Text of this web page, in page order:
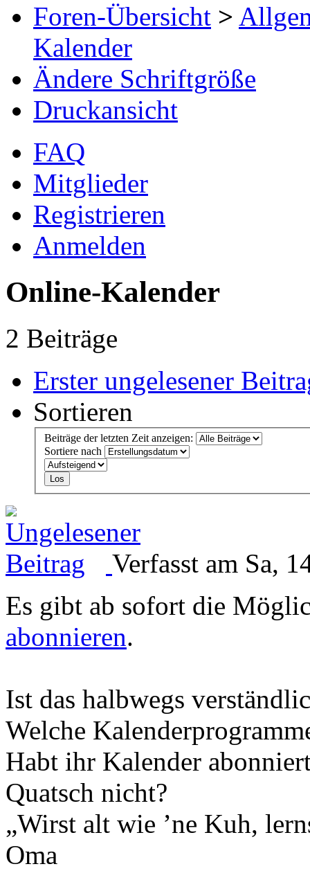
Foren-Übersicht >
Kalender
Ändere Schriftgröße
Druckansicht
FAQ
Mitglieder
Registrieren
Anmelden
Online-Kalender
2 Beiträge
Erster ungelesener
Sortieren
Beiträge der letzten Zeit anzeigen:
Sortiere nach
Verfasst am Sa,
Es gibt ab sofort die
abonnieren.
Ist das halbwegs
Welche
Habt ihr Kalender
Quatsch nicht?
„Wirst alt wie ’ne Kuh,
Oma